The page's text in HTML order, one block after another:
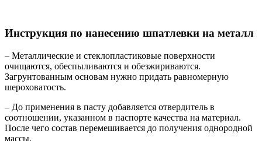
Инструкция по нанесению шпатлевки на металл
– Металлические и стеклопластиковые поверхности
очищаются, обеспыливаются и обезжириваются.
Загрунтованным основам нужно придать равномерную
шероховатость.
– До применения в пасту добавляется отвердитель в
соотношении, указанном в паспорте качества на материал.
После чего состав перемешивается до получения однородной
массы.